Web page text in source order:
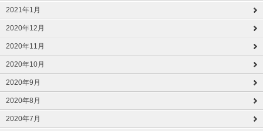
2021年1月
2020年12月
2020年11月
2020年10月
2020年9月
2020年8月
2020年7月